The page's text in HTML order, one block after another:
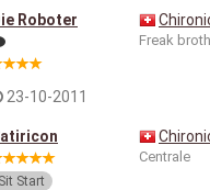
Roboter
23-10-2011
Freak
Sit Start
Centrale